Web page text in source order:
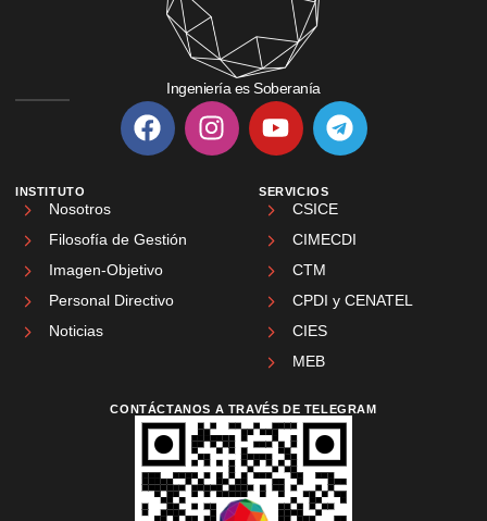
Ingeniería es Soberanía
INSTITUTO
Nosotros
Filosofía de Gestión
Imagen-Objetivo
Personal Directivo
Noticias
SERVICIOS
CSICE
CIMECDI
CTM
CPDI y CENATEL
CIES
MEB
CONTÁCTANOS A TRAVÉS DE TELEGRAM